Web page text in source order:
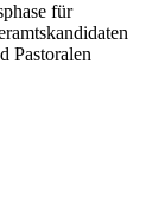
für
Pastoralen